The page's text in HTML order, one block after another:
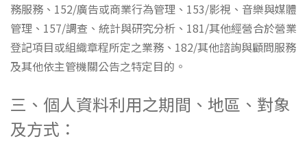
務服務、152/廣告或商業行為管理、153/影視、音樂與媒體
管理、157/調查、統計與研究分析、181/其他經營合於營業
登記項目或組織章程所定之業務、182/其他諮詢與顧問服務
及其他依主管機關公告之特定目的。
三、個人資料利用之期間、地區、對象
及方式：